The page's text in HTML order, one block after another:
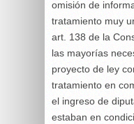
omisión de
tratamiento muy
art. 138 de la
las mayorías
proyecto de ley
tratamiento en
el ingreso de
estaban en